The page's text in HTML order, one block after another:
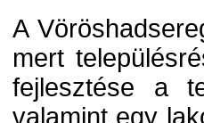
A
mert
fejlesztése a
valamint egy